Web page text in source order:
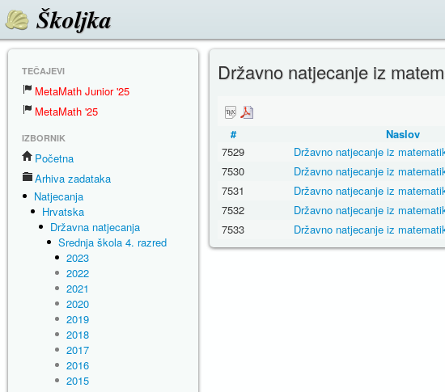
Školjka
TEČAJEVI
MetaMath Junior '25
MetaMath '25
IZBORNIK
Početna
Arhiva zadataka
Natjecanja
Hrvatska
Državna natjecanja
Srednja škola 4. razred
2023
2022
2021
2020
2019
2018
2017
2016
2015
Državno natjecanje iz
#
Naslov
7529
Državno natjecanje iz
7530
Državno natjecanje iz
7531
Državno natjecanje iz
7532
Državno natjecanje iz
7533
Državno natjecanje iz